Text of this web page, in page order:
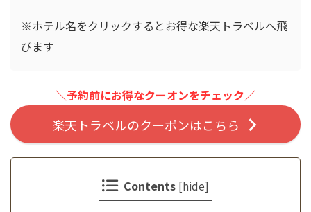
※ホテル名をクリックするとお得な楽天トラベルへ飛
びます
＼予約前にお得なクーオンをチェック／
楽天トラベルのクーポンはこちら
Contents [hide]